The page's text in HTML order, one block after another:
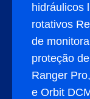
hidráulicos
rotativos
de
proteção
Ranger
e Orbit